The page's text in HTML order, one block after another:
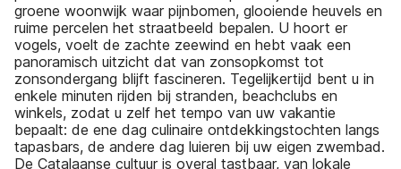
groene woonwijk waar pijnbomen, glooiende heuvels en
ruime percelen het straatbeeld bepalen. U hoort er
vogels, voelt de zachte zeewind en hebt vaak een
panoramisch uitzicht dat van zonsopkomst tot
zonsondergang blijft fascineren. Tegelijkertijd bent u in
enkele minuten rijden bij stranden, beachclubs en
winkels, zodat u zelf het tempo van uw vakantie
bepaalt: de ene dag culinaire ontdekkingstochten langs
tapasbars, de andere dag luieren bij uw eigen zwembad.
De Catalaanse cultuur is overal tastbaar, van lokale